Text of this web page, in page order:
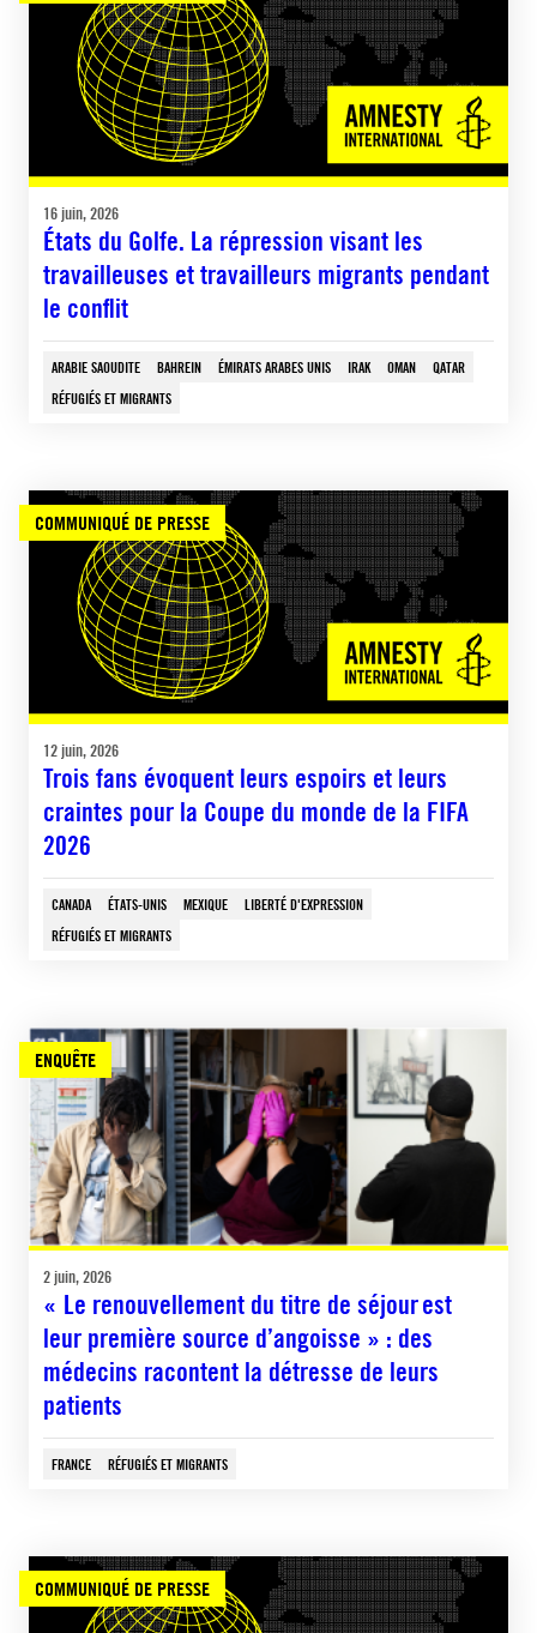
16 juin, 2026
États du Golfe. La répression visant les
travailleuses et travailleurs migrants pendant
le conflit
ARABIE SAOUDITE BAHREIN ÉMIRATS ARABES UNIS IRAK OMAN
QATAR
RÉFUGIÉS ET MIGRANTS
COMMUNIQUÉ DE PRESSE
12 juin, 2026
Trois fans évoquent leurs espoirs et leurs
craintes pour la Coupe du monde de la FIFA
2026
CANADA ÉTATS-UNIS MEXIQUE
LIBERTÉ D'EXPRESSION
RÉFUGIÉS ET MIGRANTS
ENQUÊTE
2 juin, 2026
« Le renouvellement du titre de séjour est
leur première source d’angoisse » : des
médecins racontent la détresse de leurs
patients
FRANCE RÉFUGIÉS ET MIGRANTS
COMMUNIQUÉ DE PRESSE